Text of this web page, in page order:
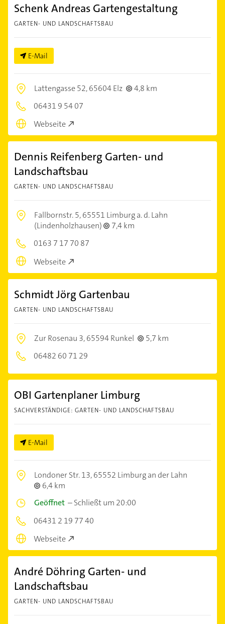
Schenk Andreas Gartengestaltung
GARTEN- UND LANDSCHAFTSBAU
E-Mail
Lattengasse 52,65604 Elz
4,8 km
06431 9 54 07
Webseite
Dennis Reifenberg Garten- und
Landschaftsbau
GARTEN- UND LANDSCHAFTSBAU
Fallbornstr. 5,65551 Limburg a. d. Lahn
(Lindenholzhausen)
7,4 km
0163 7 17 70 87
Webseite
Schmidt Jörg Gartenbau
GARTEN- UND LANDSCHAFTSBAU
Zur Rosenau 3,65594 Runkel
5,7 km
06482 60 71 29
OBI Gartenplaner Limburg
SACHVERSTÄNDIGE: GARTEN- UND LANDSCHAFTSBAU
E-Mail
Londoner Str. 13,65552 Limburg an der Lahn
6,4 km
Geöffnet –Schließt um 20:00
06431 2 19 77 40
Webseite
André Döhring Garten- und
Landschaftsbau
GARTEN- UND LANDSCHAFTSBAU